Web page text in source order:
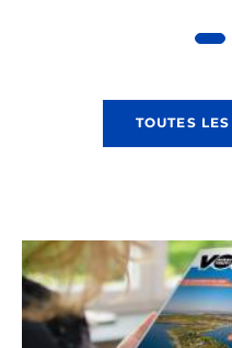
TOUTES